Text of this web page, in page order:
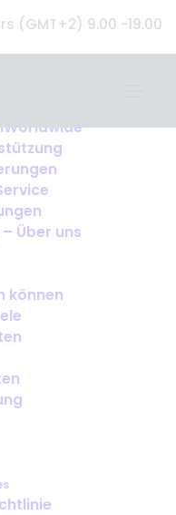
(GMT+2) 9.00 -19.00
Über uns
können